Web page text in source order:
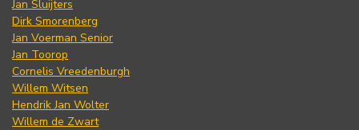
Jan Sluijters
Dirk Smorenberg
Jan Voerman Senior
Jan Toorop
Cornelis Vreedenburgh
Willem Witsen
Hendrik Jan Wolter
Willem de Zwart